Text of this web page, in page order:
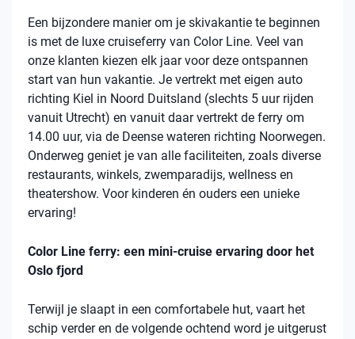
Een bijzondere manier om je skivakantie te beginnen
is met de luxe cruiseferry van Color Line. Veel van
onze klanten kiezen elk jaar voor deze ontspannen
start van hun vakantie. Je vertrekt met eigen auto
richting Kiel in Noord Duitsland (slechts 5 uur rijden
vanuit Utrecht) en vanuit daar vertrekt de ferry om
14.00 uur, via de Deense wateren richting Noorwegen.
Onderweg geniet je van alle faciliteiten, zoals diverse
restaurants, winkels, zwemparadijs, wellness en
theatershow. Voor kinderen én ouders een unieke
ervaring!
Color Line ferry: een mini-cruise ervaring door het
Oslo fjord
Terwijl je slaapt in een comfortabele hut, vaart het
schip verder en de volgende ochtend word je uitgerust